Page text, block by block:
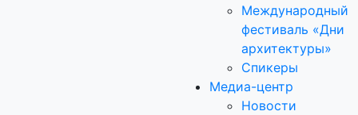
Международный
фестиваль «Дни
архитектуры»
Спикеры
Медиа-центр
Новости